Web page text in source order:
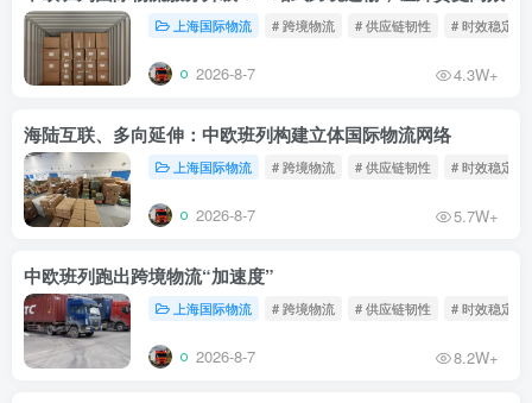
上海国际物流 # 跨境物流 # 供应链韧性 # 时效稳定
2026-8-7 4.3W+
海陆互联、多向延伸：中欧班列构建立体国际物流网络
上海国际物流 # 跨境物流 # 供应链韧性 # 时效稳定
2026-8-7 5.7W+
中欧班列跑出跨境物流“加速度”
上海国际物流 # 跨境物流 # 供应链韧性 # 时效稳定
2026-8-7 8.2W+